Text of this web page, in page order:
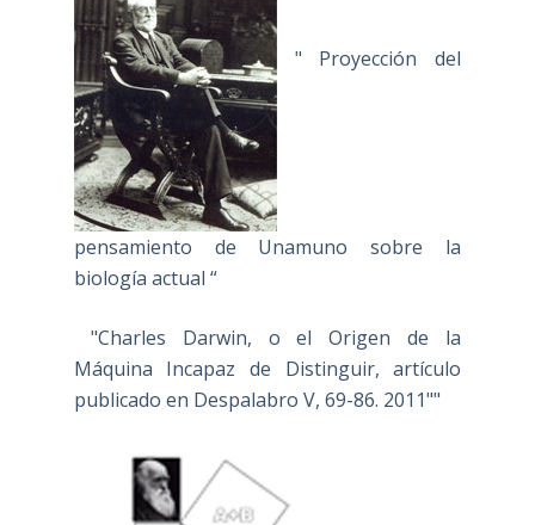
" Proyección del
pensamiento de Unamuno sobre la
biología actual “
"Charles Darwin, o el Origen de la
Máquina Incapaz de Distinguir, artículo
publicado en Despalabro V, 69-86. 2011""